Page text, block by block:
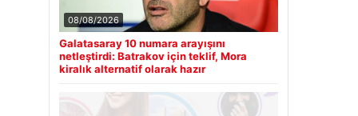
08/08/2026
Galatasaray 10 numara arayışını
netleştirdi: Batrakov için teklif, Mora
kiralık alternatif olarak hazır